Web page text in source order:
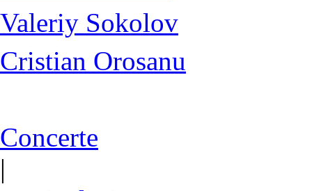
Valeriy Sokolov
Cristian Orosanu
Concerte
|